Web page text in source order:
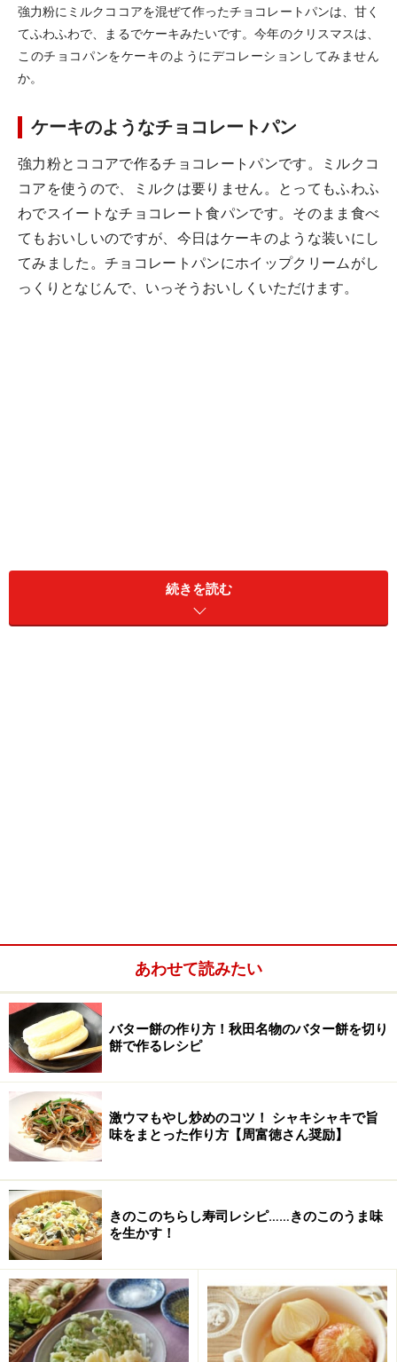
強力粉にミルクココアを混ぜて作ったチョコレートパンは、甘く
てふわふわで、まるでケーキみたいです。今年のクリスマスは、
このチョコパンをケーキのようにデコレーションしてみません
か。
ケーキのようなチョコレートパン
強力粉とココアで作るチョコレートパンです。ミルクコ
コアを使うので、ミルクは要りません。とってもふわふ
わでスイートなチョコレート食パンです。そのまま食べ
てもおいしいのですが、今日はケーキのような装いにし
てみました。チョコレートパンにホイップクリームがし
っくりとなじんで、いっそうおいしくいただけます。
チョコレートパン(5合炊き炊飯器用)
湯 ぬるま湯 200cc
■チョコレートソース
チョコレート 板チョコ 20g
牛乳 小さじ2
■トッピング
続きを読む
あわせて読みたい
バター餅の作り方！秋田名物のバター餅を切り
餅で作るレシピ
激ウマもやし炒めのコツ！ シャキシャキで旨
味をまとった作り方【周富徳さん奨励】
きのこのちらし寿司レシピ……きのこのうま味
を生かす！